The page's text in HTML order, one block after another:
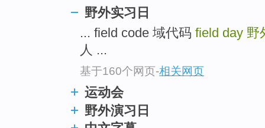
野外实习日
... field code 域代码 field day 野
人 ...
基于160个网页-相关网页
运动会
野外演习日